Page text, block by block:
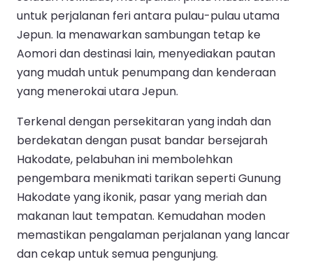
untuk perjalanan feri antara pulau-pulau utama
Jepun. Ia menawarkan sambungan tetap ke
Aomori dan destinasi lain, menyediakan pautan
yang mudah untuk penumpang dan kenderaan
yang menerokai utara Jepun.
Terkenal dengan persekitaran yang indah dan
berdekatan dengan pusat bandar bersejarah
Hakodate, pelabuhan ini membolehkan
pengembara menikmati tarikan seperti Gunung
Hakodate yang ikonik, pasar yang meriah dan
makanan laut tempatan. Kemudahan moden
memastikan pengalaman perjalanan yang lancar
dan cekap untuk semua pengunjung.